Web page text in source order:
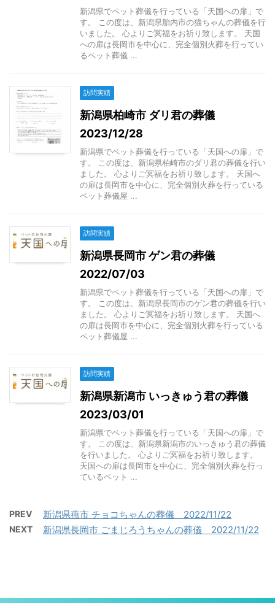
新潟県でペット葬儀を行っている「天国への扉」で
す。 この度は、新潟県胎内市の猫ちゃんの葬儀を行
いました。 心よりご冥福をお祈り致します。 天国
への扉は長岡市を中心に、完全個別火葬を行ってい
るペット葬儀 ...
訪問実績
新潟県柏崎市 ダリ君の葬儀
2023/12/28
新潟県でペット葬儀を行っている「天国への扉」で
す。 この度は、新潟県柏崎市のダリ君の葬儀を行い
ました。 心よりご冥福をお祈り致します。 天国へ
の扉は長岡市を中心に、完全個別火葬を行っている
ペット葬儀屋 ...
訪問実績
新潟県長岡市 ゲン君の葬儀
2022/07/03
新潟県でペット葬儀を行っている「天国への扉」で
す。 この度は、新潟県長岡市のゲン君の葬儀を行い
ました。 心よりご冥福をお祈り致します。 天国へ
の扉は長岡市を中心に、完全個別火葬を行っている
ペット葬儀屋 ...
訪問実績
新潟県新潟市 いっきゅう君の葬儀
2023/03/01
新潟県でペット葬儀を行っている「天国への扉」で
す。 この度は、新潟県新潟市のいっきゅう君の葬儀
を行いました。 心よりご冥福をお祈り致します。
天国への扉は長岡市を中心に、完全個別火葬を行っ
ているペット ...
PREV 新潟県燕市 チョコちゃんの葬儀 2022/11/22
NEXT 新潟県長岡市 ごまじろうちゃんの葬儀 2022/11/22